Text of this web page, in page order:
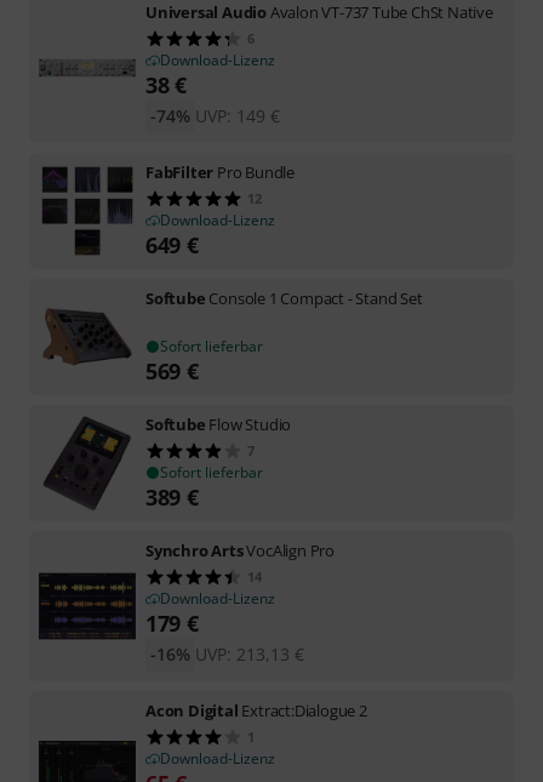
Universal AudioAvalon VT-737 Tube ChSt Native
6
Download-Lizenz
38€
UVP: 149 €
-74%
FabFilter Pro Bundle
12
Download-Lizenz
649 €
Softube Console 1 Compact - Stand Set
Sofort lieferbar
569 €
Softube Flow Studio
7
Sofort lieferbar
389 €
Synchro ArtsVocAlign Pro
14
Download-Lizenz
179 €
UVP: 213,13 €
-16%
Acon Digital Extract:Dialogue 2
1
Download-Lizenz